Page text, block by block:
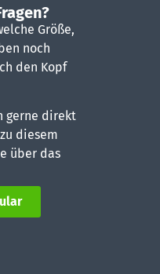
Größe,
noch
den Kopf
gerne direkt
diesem
über das